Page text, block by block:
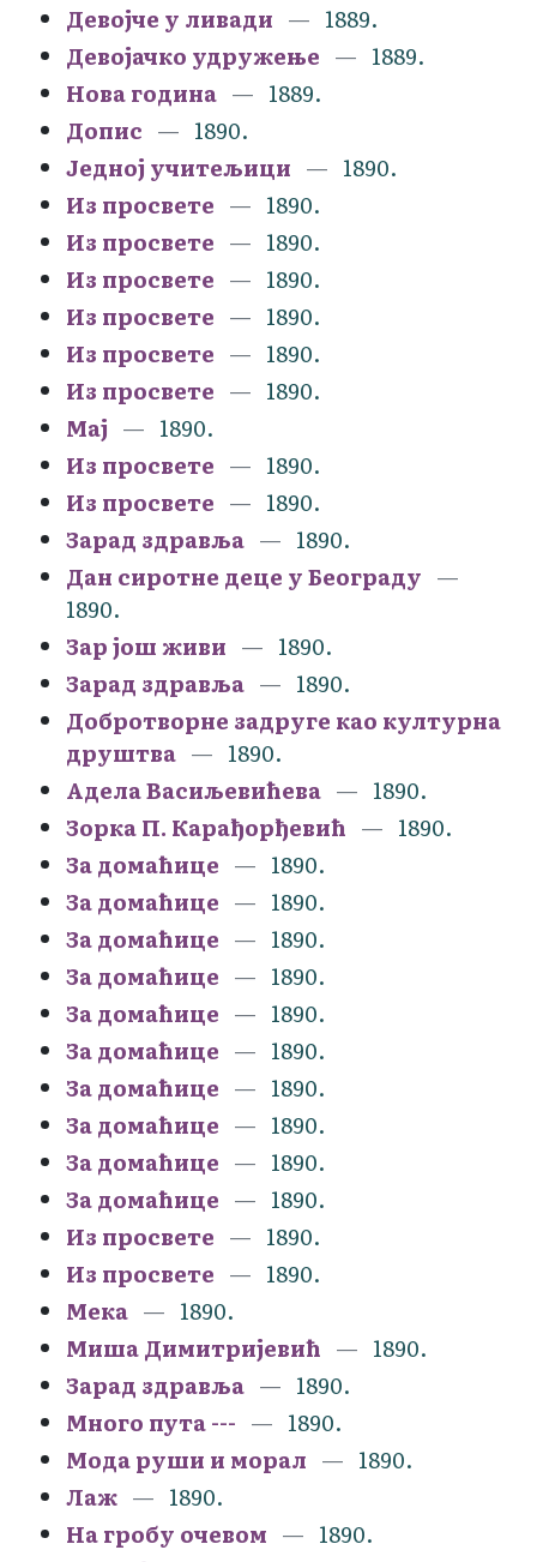
Девојче у ливади
1889.
Девојачко удружење
1889.
Нова година
1889.
Допис
1890.
Једној учитељици
1890.
Из просвете
1890.
Из просвете
1890.
Из просвете
1890.
Из просвете
1890.
Из просвете
1890.
Из просвете
1890.
Мај
1890.
Из просвете
1890.
Из просвете
1890.
Зарад здравља
1890.
Дан сиротне деце у Београду
1890.
Зар још живи
1890.
Зарад здравља
1890.
Добротворне задруге као културна
друштва
1890.
Адела Васиљевићева
1890.
Зорка П. Карађорђевић
1890.
За домаћице
1890.
За домаћице
1890.
За домаћице
1890.
За домаћице
1890.
За домаћице
1890.
За домаћице
1890.
За домаћице
1890.
За домаћице
1890.
За домаћице
1890.
За домаћице
1890.
Из просвете
1890.
Из просвете
1890.
Мека
1890.
Миша Димитријевић
1890.
Зарад здравља
1890.
Много пута ---
1890.
Мода руши и морал
1890.
Лаж
1890.
На гробу очевом
1890.